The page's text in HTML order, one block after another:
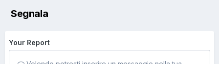
Segnala
Your Report